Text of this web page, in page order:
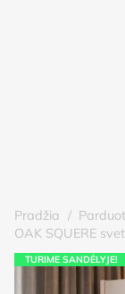
Pradžia /
OAK SQUERE
TURIME SANDĖLYJE!